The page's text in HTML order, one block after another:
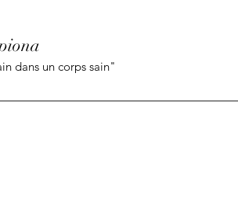
dans un corps sain"